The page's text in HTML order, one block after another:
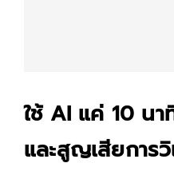
ใช้ AI แค่ 10 น
และสูญเสียการวิ